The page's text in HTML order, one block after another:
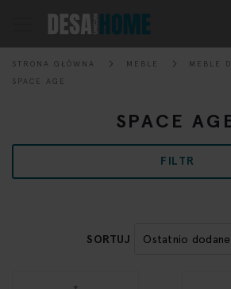
STRONA GŁÓWNA MEBLE
MEBLE
SPACE AGE
SPACE
SORTUJ
FILTR